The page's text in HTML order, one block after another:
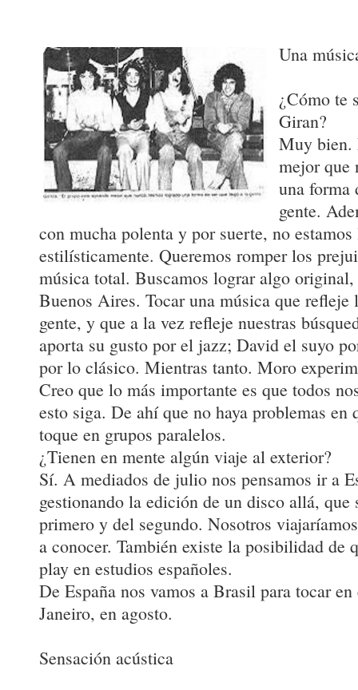
Una
¿Cómo te
Giran?
Muy bien.
mejor que
una forma
gente.
con mucha polenta y por suerte, no
estilísticamente. Queremos romper los
música total. Buscamos lograr algo
Buenos Aires. Tocar una música que refleje
gente, y que a la vez refleje nuestras
aporta su gusto por el jazz; David el suyo
por lo clásico. Mientras tanto. Moro
Creo que lo más importante es que todos
esto siga. De ahí que no haya problemas en
toque en grupos paralelos.
¿Tienen en mente algún viaje al exterior?
Sí. A mediados de julio nos pensamos ir a
gestionando la edición de un disco allá, que
primero y del segundo. Nosotros
a conocer. También existe la posibilidad de
play en estudios españoles.
De España nos vamos a Brasil para tocar
Janeiro, en agosto.
Sensación acústica